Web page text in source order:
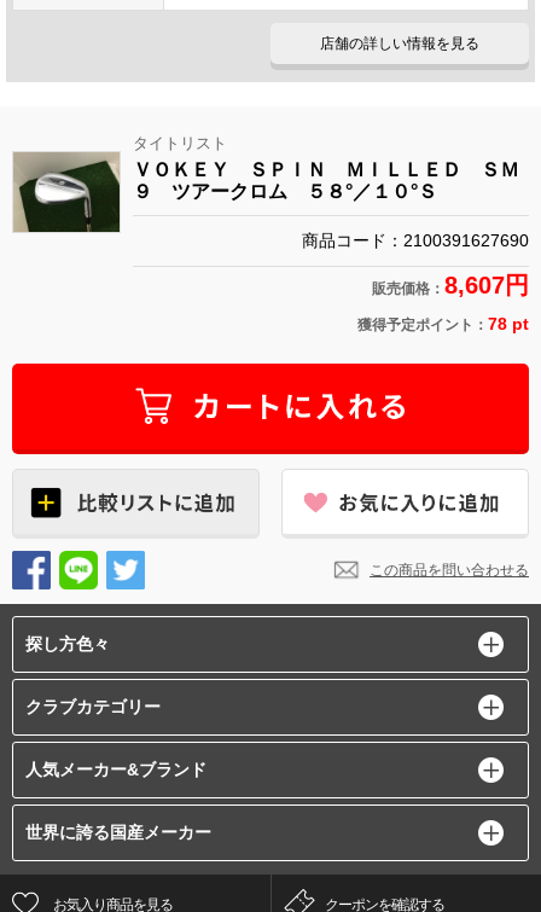
店舗の詳しい情報を見る
タイトリスト
ＶＯＫＥＹ ＳＰＩＮ ＭＩＬＬＥＤ ＳＭ
９ ツアークロム ５８°／１０°Ｓ
商品コード：2100391627690
販売価格： 8,607円
獲得予定ポイント： 78 pt
この商品を問い合わせる
探し方色々
クラブカテゴリー
人気メーカー&ブランド
世界に誇る国産メーカー
お気入り商品を見る クーポンを確認する